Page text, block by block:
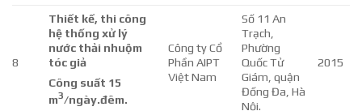
8
Thiết kế, thi công
hệ thống xử lý
nước thải nhuộm
tóc giả
Công suất 15
m3/ngày.đêm.
Công ty Cổ
Phần AIPT
Việt Nam
Số 11 An
Trạch,
Phường
Quốc Tử
Giám, quận
Đống Đa, Hà
Nội.
2015